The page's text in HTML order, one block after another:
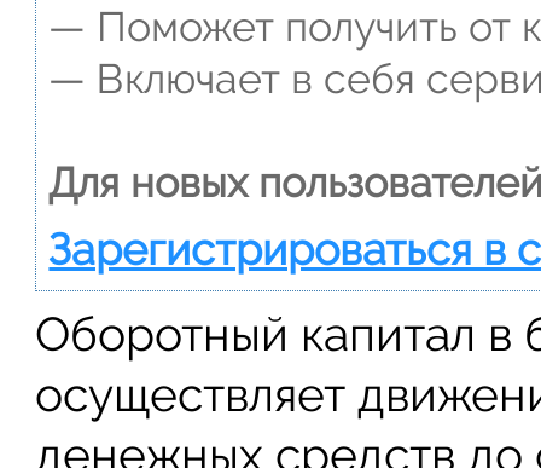
— Поможет получить от
— Включает в себя
Для новых
Зарегистрироваться в
Оборотный капитал в
осуществляет
денежных средств до